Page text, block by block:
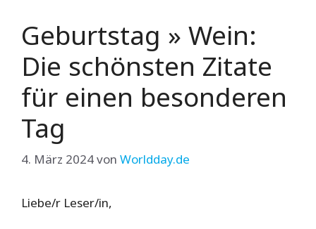
Geburtstag » Wein:
Die schönsten Zitate
für einen besonderen
Tag
4. März 2024von Worldday.de
Liebe/r Leser/in,